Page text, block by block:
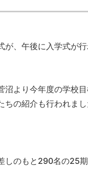
、午後に入学式が行
より今年度の学校
の紹介も行われまし
のもと290名の25期